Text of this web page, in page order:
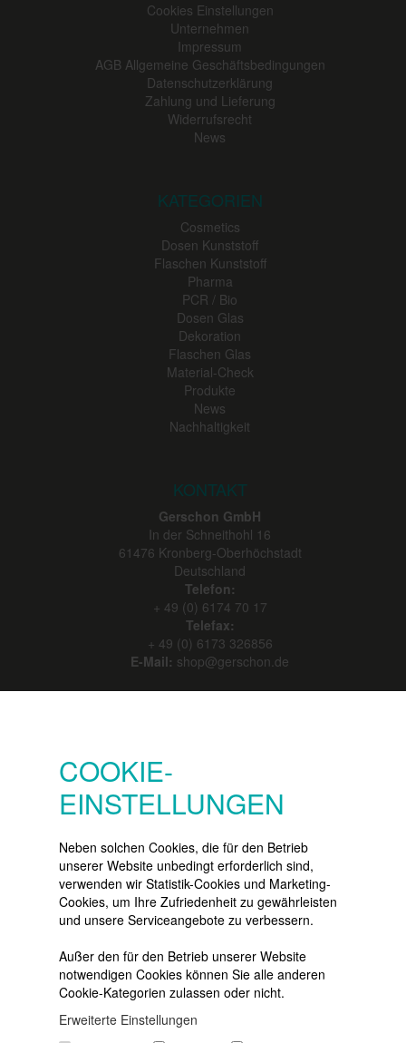
Cookies Einstellungen
Unternehmen
Impressum
AGB Allgemeine Geschäftsbedingungen
Datenschutzerklärung
Zahlung und Lieferung
Widerrufsrecht
News
KATEGORIEN
Cosmetics
Dosen Kunststoff
Flaschen Kunststoff
Pharma
PCR / Bio
Dosen Glas
Dekoration
Flaschen Glas
Material-Check
Produkte
News
Nachhaltigkeit
KONTAKT
Gerschon GmbH
In der Schneithohl 16
61476 Kronberg-Oberhöchstadt
Deutschland
Telefon:
+ 49 (0) 6174 70 17
Telefax:
+ 49 (0) 6173 326856
E-Mail: shop@gerschon.de
Warenkorb
Vertrag widerrufen
NEWSLETTER
besten Angebote
per E-Mail:
Newsletter
COOKIE-
EINSTELLUNGEN
Neben solchen Cookies, die für den Betrieb
unserer Website unbedingt erforderlich sind,
verwenden wir Statistik-Cookies und Marketing-
Cookies, um Ihre Zufriedenheit zu gewährleisten
und unsere Serviceangebote zu verbessern.
Außer den für den Betrieb unserer Website
notwendigen Cookies können Sie alle anderen
Cookie-Kategorien zulassen oder nicht.
Erweiterte Einstellungen